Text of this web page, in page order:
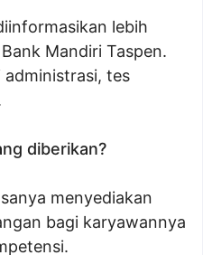
lebih
Mandiri Taspen.
administrasi, tes
diberikan?
menyediakan
bagi karyawannya